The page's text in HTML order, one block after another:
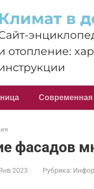
в
отопление:
Современная
фасадов
2023 Рубрика: